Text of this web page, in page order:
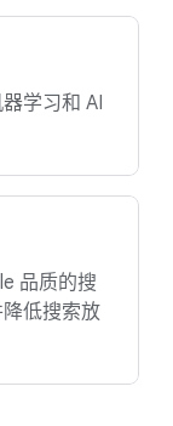
学习和 AI
品质的搜
低搜索放